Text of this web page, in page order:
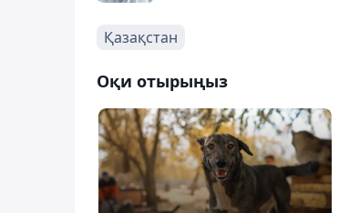
Қазақстан
Оқи отырыңыз